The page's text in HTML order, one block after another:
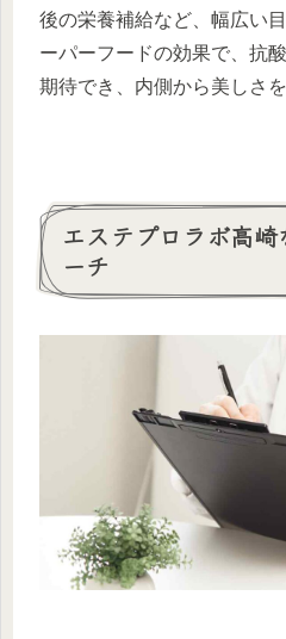
後の栄養補給など、幅広い
ーパーフードの効果で、抗
期待でき、内側から美しさ
エステプロラボ高崎
ーチ